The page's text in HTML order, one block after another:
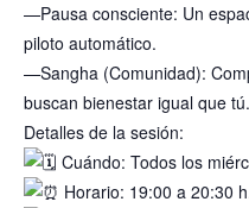
—Pausa consciente: Un
piloto automático.
—Sangha (Comunidad):
buscan bienestar igual que tú.
Detalles de la sesión:
Cuándo: Todos los
Horario: 19:00 a 20:30